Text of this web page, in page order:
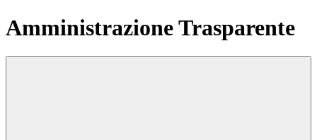
Amministrazione Trasparente